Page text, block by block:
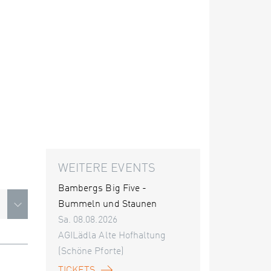
WEITERE EVENTS
Bambergs Big Five -
Bummeln und Staunen
Sa. 08.08.2026
AGILädla Alte Hofhaltung
(Schöne Pforte)